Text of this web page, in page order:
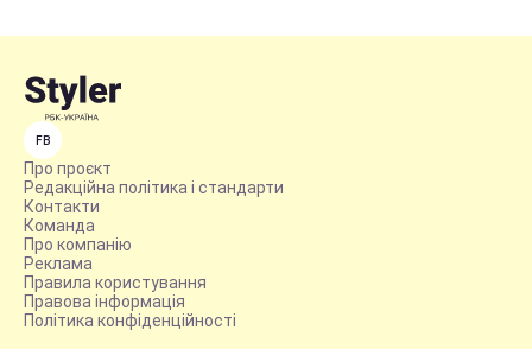
FB
Про проєкт
Редакційна політика і стандарти
Контакти
Команда
Про компанію
Реклама
Правила користування
Правова інформація
Політика конфіденційності